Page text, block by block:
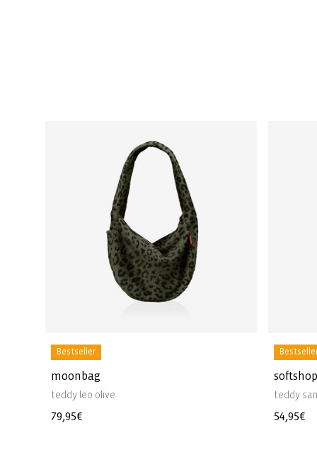
Bestseller
moonbag
teddy leo olive
Normale
79,95€
teddy
Normale
54,95€